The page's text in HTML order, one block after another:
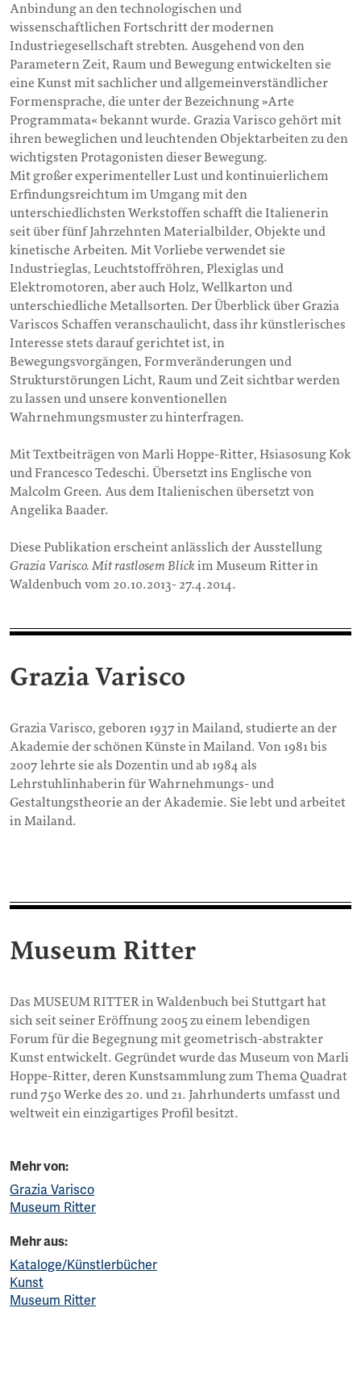
Anbindung an den technologischen und
wissenschaftlichen Fortschritt der modernen
Industriegesellschaft strebten. Ausgehend von den
Parametern Zeit, Raum und Bewegung entwickelten sie
eine Kunst mit sachlicher und allgemeinverständlicher
Formensprache, die unter der Bezeichnung »Arte
Programmata« bekannt wurde. Grazia Varisco gehört mit
ihren beweglichen und leuchtenden Objektarbeiten zu den
wichtigsten Protagonisten dieser Bewegung.
Mit großer experimenteller Lust und kontinuierlichem
Erfindungsreichtum im Umgang mit den
unterschiedlichsten Werkstoffen schafft die Italienerin
seit über fünf Jahrzehnten Materialbilder, Objekte und
kinetische Arbeiten. Mit Vorliebe verwendet sie
Industrieglas, Leuchtstoffröhren, Plexiglas und
Elektromotoren, aber auch Holz, Wellkarton und
unterschiedliche Metallsorten. Der Überblick über Grazia
Variscos Schaffen veranschaulicht, dass ihr künstlerisches
Interesse stets darauf gerichtet ist, in
Bewegungsvorgängen, Formveränderungen und
Strukturstörungen Licht, Raum und Zeit sichtbar werden
zu lassen und unsere konventionellen
Wahrnehmungsmuster zu hinterfragen.
Mit Textbeiträgen von Marli Hoppe-Ritter, Hsiasosung Kok
und Francesco Tedeschi. Übersetzt ins Englische von
Malcolm Green. Aus dem Italienischen übersetzt von
Angelika Baader.
Diese Publikation erscheint anlässlich der Ausstellung
Grazia Varisco. Mit rastlosem Blickim Museum Ritter in
Waldenbuch vom 20.10.2013- 27.4.2014.
Grazia Varisco
Grazia Varisco, geboren 1937 in Mailand, studierte an der
Akademie der schönen Künste in Mailand. Von 1981 bis
2007 lehrte sie als Dozentin und ab 1984 als
Lehrstuhlinhaberin für Wahrnehmungs- und
Gestaltungstheorie an der Akademie. Sie lebt und arbeitet
in Mailand.
Museum Ritter
Das MUSEUM RITTER in Waldenbuch bei Stuttgart hat
sich seit seiner Eröffnung 2005 zu einem lebendigen
Forum für die Begegnung mit geometrisch-abstrakter
Kunst entwickelt. Gegründet wurde das Museum von Marli
Hoppe-Ritter, deren Kunstsammlung zum Thema Quadrat
rund 750 Werke des 20. und 21. Jahrhunderts umfasst und
weltweit ein einzigartiges Profil besitzt.
Mehr von:
Grazia Varisco
Museum Ritter
Mehr aus:
Kataloge/Künstlerbücher
Kunst
Museum Ritter